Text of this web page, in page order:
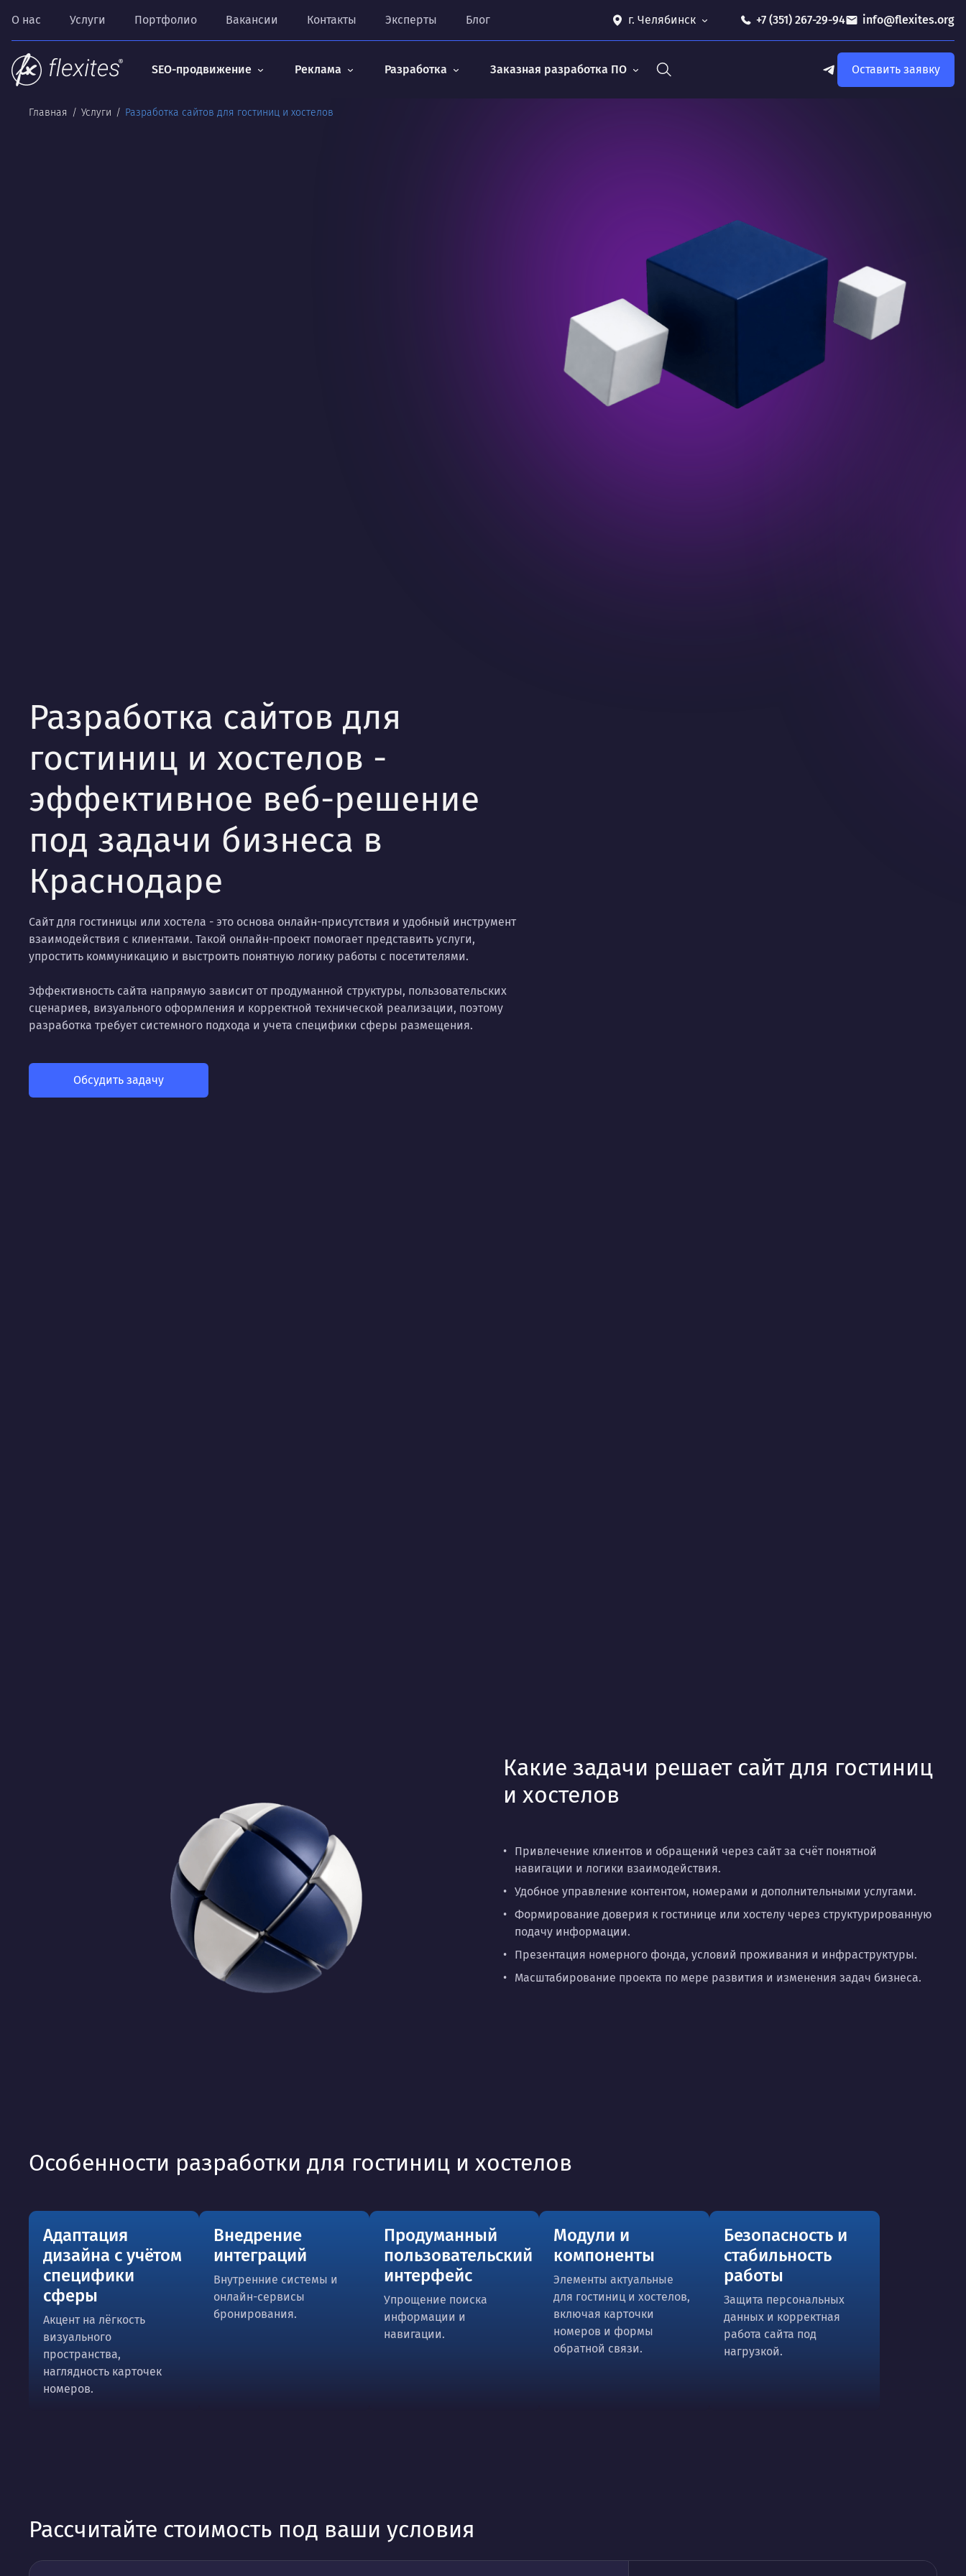
О нас Услуги Портфолио Вакансии Контакты Эксперты Блог г. Челябинск +7 (351) 267-29-94 info@flexites.org
SEO-продвижение Реклама Разработка Заказная разработка ПО Оставить заявку
Главная Услуги Разработка сайтов для гостиниц и хостелов
Разработка сайтов для
гостиниц и хостелов -
эффективное веб-решение
под задачи бизнеса в
Краснодаре
Сайт для гостиницы или хостела - это основа онлайн-присутствия и удобный инструмент
взаимодействия с клиентами. Такой онлайн-проект помогает представить услуги,
упростить коммуникацию и выстроить понятную логику работы с посетителями.
Эффективность сайта напрямую зависит от продуманной структуры, пользовательских
сценариев, визуального оформления и корректной технической реализации, поэтому
разработка требует системного подхода и учета специфики сферы размещения.
Обсудить задачу
Какие задачи решает сайт для гостиниц
и хостелов
Привлечение клиентов и обращений через сайт за счёт понятной
навигации и логики взаимодействия.
Удобное управление контентом, номерами и дополнительными услугами.
Формирование доверия к гостинице или хостелу через структурированную
подачу информации.
Презентация номерного фонда, условий проживания и инфраструктуры.
Масштабирование проекта по мере развития и изменения задач бизнеса.
Особенности разработки для гостиниц и хостелов
Адаптация
дизайна с учётом
специфики
сферы
Акцент на лёгкость
визуального
пространства,
наглядность карточек
номеров.
Внедрение
интеграций
Внутренние системы и
онлайн-сервисы
бронирования.
Продуманный
пользовательский
интерфейс
Упрощение поиска
информации и
навигации.
Модули и
компоненты
Элементы актуальные
для гостиниц и хостелов,
включая карточки
номеров и формы
обратной связи.
Безопасность и
стабильность
работы
Защита персональных
данных и корректная
работа сайта под
нагрузкой.
Рассчитайте стоимость под ваши условия